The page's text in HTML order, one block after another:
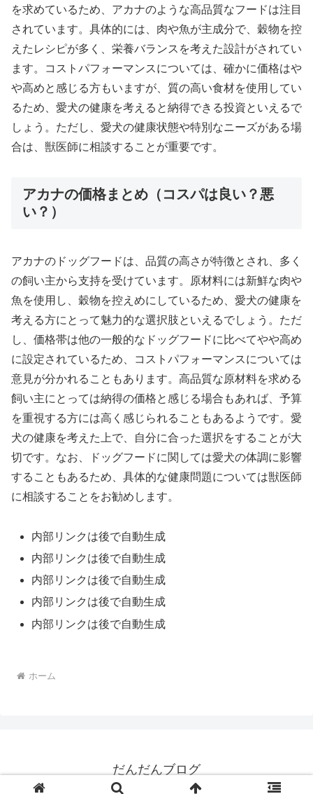
を求めているため、アカナのような高品質なフードは注目
されています。具体的には、肉や魚が主成分で、穀物を控
えたレシピが多く、栄養バランスを考えた設計がされてい
ます。コストパフォーマンスについては、確かに価格はや
や高めと感じる方もいますが、質の高い食材を使用してい
るため、愛犬の健康を考えると納得できる投資といえるで
しょう。ただし、愛犬の健康状態や特別なニーズがある場
合は、獣医師に相談することが重要です。
アカナの価格まとめ（コスパは良い？悪
い？）
アカナのドッグフードは、品質の高さが特徴とされ、多く
の飼い主から支持を受けています。原材料には新鮮な肉や
魚を使用し、穀物を控えめにしているため、愛犬の健康を
考える方にとって魅力的な選択肢といえるでしょう。ただ
し、価格帯は他の一般的なドッグフードに比べてやや高め
に設定されているため、コストパフォーマンスについては
意見が分かれることもあります。高品質な原材料を求める
飼い主にとっては納得の価格と感じる場合もあれば、予算
を重視する方には高く感じられることもあるようです。愛
犬の健康を考えた上で、自分に合った選択をすることが大
切です。なお、ドッグフードに関しては愛犬の体調に影響
することもあるため、具体的な健康問題については獣医師
に相談することをお勧めします。
内部リンクは後で自動生成
内部リンクは後で自動生成
内部リンクは後で自動生成
内部リンクは後で自動生成
内部リンクは後で自動生成
ホーム
だんだんブログ
© 2025 だんだんブログ.